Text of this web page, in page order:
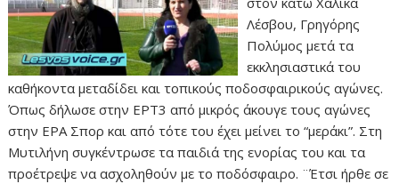
Λέσβου, Γρηγόρης
Πολύμος μετά τα
εκκλησιαστικά του
καθήκοντα μεταδίδει και τοπικούς ποδοσφαιρικούς αγώνες.
Όπως δήλωσε στην ΕΡΤ3 από μικρός άκουγε τους αγώνες
στην ΕΡΑ Σπορ και από τότε του έχει μείνει το “μεράκι”. Στη
Μυτιλήνη συγκέντρωσε τα παιδιά της ενορίας του και τα
προέτρεψε να ασχοληθούν με το ποδόσφαιρο. ¨Έτσι ήρθε σε